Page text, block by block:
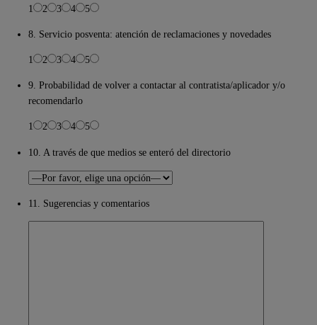
1 2 3 4 5
8. Servicio posventa: atención de reclamaciones y novedades
1 2 3 4 5
9. Probabilidad de volver a contactar al contratista/aplicador y/o
recomendarlo
1 2 3 4 5
10. A través de que medios se enteró del directorio
11. Sugerencias y comentarios